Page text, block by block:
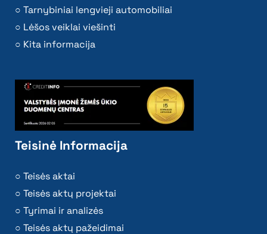
Tarnybiniai lengvieji automobiliai
Lėšos veiklai viešinti
Kita informacija
Teisinė Informacija
Teisės aktai
Teisės aktų projektai
Tyrimai ir analizės
Teisės aktų pažeidimai